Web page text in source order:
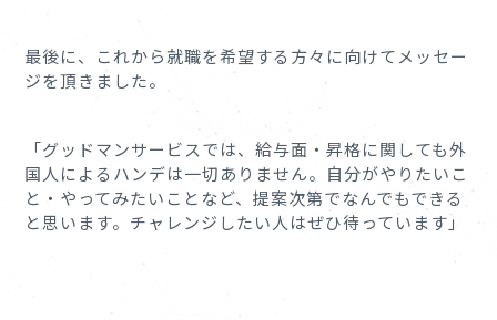
最後に、これから就職を希望する方々に向けてメッセー
ジを頂きました。
「グッドマンサービスでは、給与面・昇格に関しても外
国人によるハンデは一切ありません。自分がやりたいこ
と・やってみたいことなど、提案次第でなんでもできる
と思います。チャレンジしたい人はぜひ待っています」